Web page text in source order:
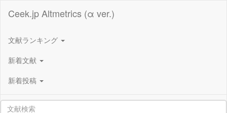
Ceek.jp Altmetrics (α ver.)
文献ランキング
新着文献
新着投稿